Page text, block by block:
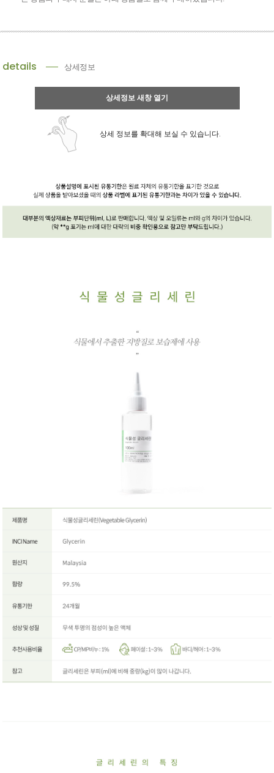
details 상세정보
상세정보 새창 열기
상세 정보를 확대해 보실 수 있습니다.